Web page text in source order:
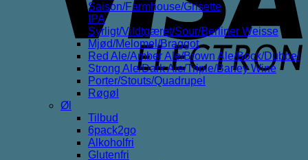
Saison/Farmhouse/Grisette
IPA
Syrligt/Vildtgæret/Sour/Berliner Weisse
Mjød/Melomel/Braggot
Red Ale/Amber Ale/Brown Ale/Bock/Dubbel
Strong Ale/Dark Ale/Triple/Barley Wine
Porter/Stouts/Quadrupel
Røgøl
Øl
Tilbud
6pack2go
Alkoholfri
Glutenfri